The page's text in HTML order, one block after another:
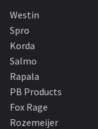
Fox Rage
Rozemeijer
Gamakatsu
Mikado
Westin
Spro
Korda
Salmo
Rapala
PB Products
Fox Rage
Rozemeijer